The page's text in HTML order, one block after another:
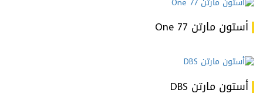
أستون مارتن One 77
أستون مارتن DBS